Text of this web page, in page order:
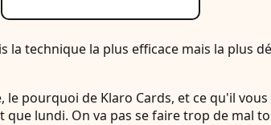
la technique la plus efficace mais la plus
pourquoi de Klaro Cards, et ce qu'il
lundi. On va pas se faire trop de mal